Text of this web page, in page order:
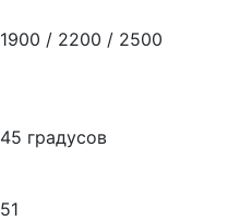
1900 / 2200 / 2500
45 градусов
51